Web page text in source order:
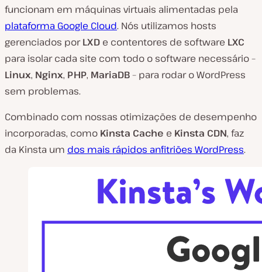
funcionam em máquinas virtuais alimentadas pela
plataforma Google Cloud. Nós utilizamos hosts
gerenciados porLXD e contentores de software LXC
para isolar cada site com todo o software necessário –
Linux, Nginx, PHP, MariaDB– para rodar o WordPress
sem problemas.
Combinado com nossas otimizações de desempenho
incorporadas, como Kinsta Cache e Kinsta CDN, faz
da Kinsta um dos mais rápidos anfitriões WordPress.